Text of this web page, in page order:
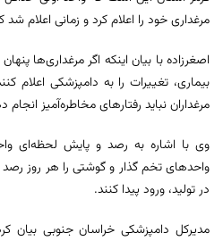
مرغداری خود را اعلام کرد و زمانی اعلام شد
اصغرزاده با بیان اینکه اگر مرغداری‌ها
بیماری، تغییرات را به دامپزشکی اعلام
مرغداران نباید رفتارهای مخاطره‌آمیز انجام
وی با اشاره به رصد و پایش لحظه‌ای
واحدهای تخم گذار و گوشتی را هر روز
در تولید، ورود پیدا کنند.
مدیرکل دامپزشکی خراسان جنوبی